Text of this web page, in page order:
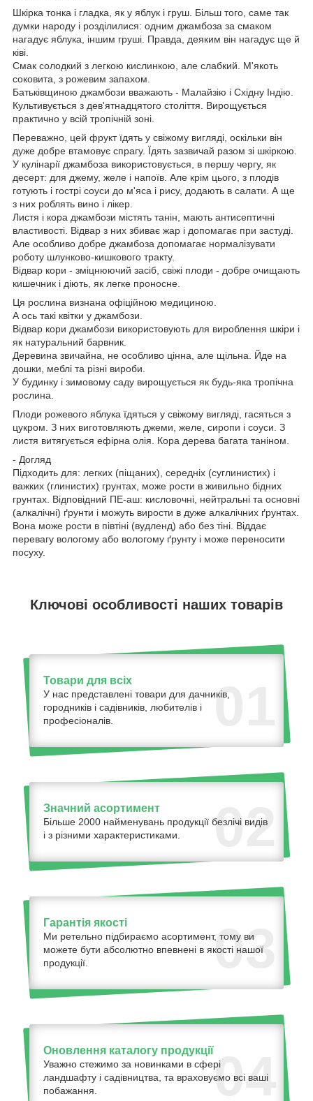
Шкірка тонка і гладка, як у яблук і груш. Більш того, саме так
думки народу і розділилися: одним джамбоза за смаком
нагадує яблука, іншим груші. Правда, деяким він нагадує ще й
ківі.
Смак солодкий з легкою кислинкою, але слабкий. М'якоть
соковита, з рожевим запахом.
Батьківщиною джамбози вважають - Малайзію і Східну Індію.
Культивується з дев'ятнадцятого століття. Вирощується
практично у всій тропічній зоні.
Переважно, цей фрукт їдять у свіжому вигляді, оскільки він
дуже добре втамовує спрагу. Їдять зазвичай разом зі шкіркою.
У кулінарії джамбоза використовується, в першу чергу, як
десерт: для джему, желе і напоїв. Але крім цього, з плодів
готують і гострі соуси до м'яса і рису, додають в салати. А ще
з них роблять вино і лікер.
Листя і кора джамбози містять танін, мають антисептичні
властивості. Відвар з них збиває жар і допомагає при застуді.
Але особливо добре джамбоза допомагає нормалізувати
роботу шлунково-кишкового тракту.
Відвар кори - зміцнюючий засіб, свіжі плоди - добре очищають
кишечник і діють, як легке проносне.
Ця рослина визнана офіційною медициною.
А ось такі квітки у джамбози.
Відвар кори джамбози використовують для вироблення шкіри і
як натуральний барвник.
Деревина звичайна, не особливо цінна, але щільна. Йде на
дошки, меблі та різні вироби.
У будинку і зимовому саду вирощується як будь-яка тропічна
рослина.
Плоди рожевого яблука їдяться у свіжому вигляді, гасяться з
цукром. З них виготовляють джеми, желе, сиропи і соуси. З
листя витягується ефірна олія. Кора дерева багата таніном.
- Догляд
Підходить для: легких (піщаних), середніх (суглинистих) і
важких (глинистих) грунтах, може рости в живильно бідних
грунтах. Відповідний ПЕ-аш: кисловочні, нейтральні та основні
(алкалічні) ґрунти і можуть вирости в дуже алкалічних ґрунтах.
Вона може рости в півтіні (вудленд) або без тіні. Віддає
перевагу вологому або вологому ґрунту і може переносити
посуху.
Ключові особливості наших товарів
01
Товари для всіх
У нас представлені товари для дачників,
городників і садівників, любителів і
професіоналів.
02
Значний асортимент
Більше 2000 найменувань продукції безлічі видів
і з різними характеристиками.
03
Гарантія якості
Ми ретельно підбираємо асортимент, тому ви
можете бути абсолютно впевнені в якості нашої
продукції.
04
Оновлення каталогу продукції
Уважно стежимо за новинками в сфері
ландшафту і садівництва, та враховуємо всі ваші
побажання.